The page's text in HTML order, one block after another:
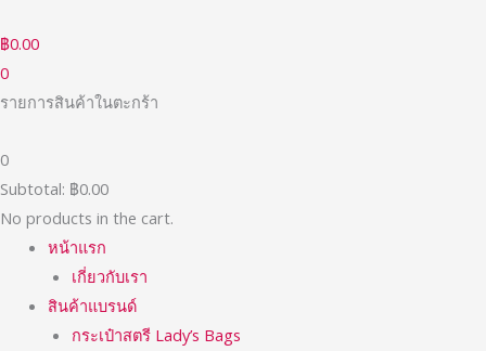
to
content
฿0.00
0
รายการสินค้าในตะกร้า
0
Subtotal: ฿0.00
No products in the cart.
หน้าแรก
เกี่ยวกับเรา
สินค้าแบรนด์
กระเป๋าสตรี Lady’s Bags
ต่ำ
สุด